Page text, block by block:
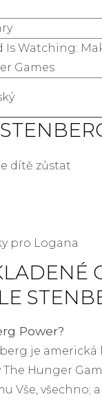
Is Watching:
Games
dítě zůstat
pro Logana
Power?
je americká
The Hunger
Vše, všechno;